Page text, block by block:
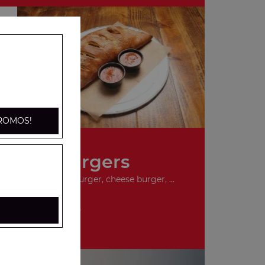
Nos Burgers
double hamburger, cheese burger, ...
+